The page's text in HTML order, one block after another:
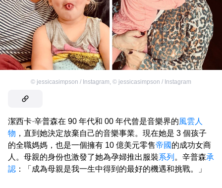
© jessicasimpson / Instagram, © jessicasimpson / Instagram
潔西卡·辛普森在 90 年代和 00 年代曾是音樂界的風雲人
物 ，直到她決定放棄自己的音樂事業。現在她是 3 個孩子
的全職媽媽，也是一個擁有 10 億美元零售帝國的成功女商
人。母親的身份也激發了她為孕婦推出服裝系列 。辛普森承
認 ：「成為母親是我一生中得到的最好的機遇和挑戰。」